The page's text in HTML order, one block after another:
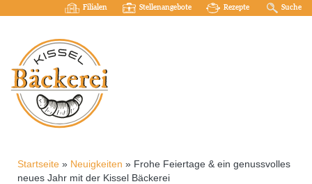
Filialen Stellenangebote Rezepte Suche
Startseite » Neuigkeiten » Frohe Feiertage & ein genussvolles
neues Jahr mit der Kissel Bäckerei